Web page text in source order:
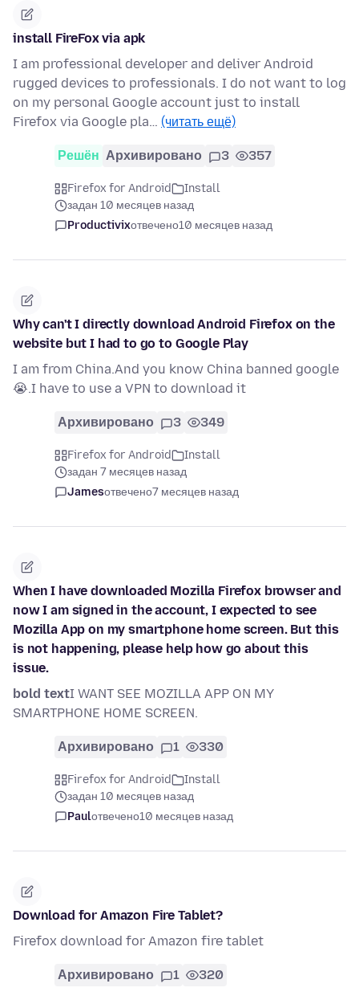
install FireFox via apk
I am professional developer and deliver Android
rugged devices to professionals. I do not want to log
on my personal Google account just to install
Firefox via Google pla… (читать ещё)
Решён Архивировано 3 357
Firefox for Android
Install
задан 10 месяцев назад
Productivixотвечено10 месяцев назад
Why can't I directly download Android Firefox on the
website but I had to go to Google Play
I am from China.And you know China banned google
😭.I have to use a VPN to download it
Архивировано 3 349
Firefox for Android
Install
задан 7 месяцев назад
Jamesотвечено7 месяцев назад
When I have downloaded Mozilla Firefox browser and
now I am signed in the account, I expected to see
Mozilla App on my smartphone home screen. But this
is not happening, please help how go about this
issue.
bold textI WANT SEE MOZILLA APP ON MY
SMARTPHONE HOME SCREEN.
Архивировано 1 330
Firefox for Android
Install
задан 10 месяцев назад
Paulотвечено10 месяцев назад
Download for Amazon Fire Tablet?
Firefox download for Amazon fire tablet
Архивировано 1 320